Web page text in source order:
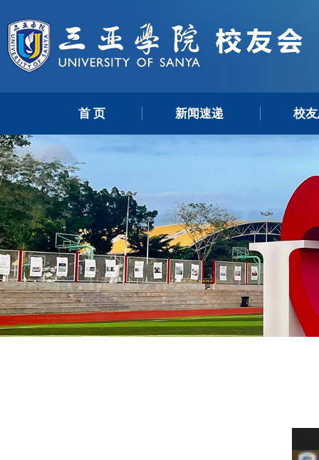
首 页 新闻速递 校